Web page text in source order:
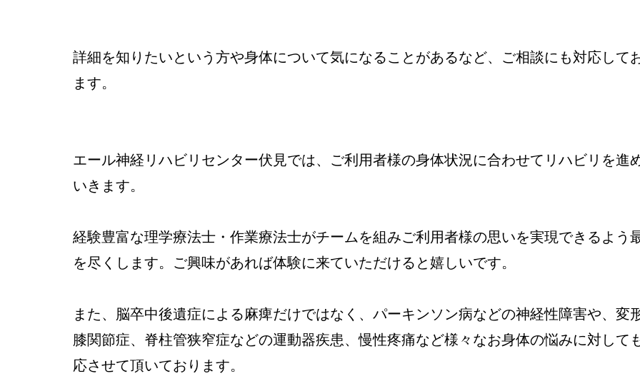
詳細を知りたいという方や身体について気になることがあるなど、ご相談にも対応して
ます。
エール神経リハビリセンター伏見では、ご利用者様の身体状況に合わせてリハビリを進
いきます。
経験豊富な理学療法士・作業療法士がチームを組みご利用者様の思いを実現できるよう
を尽くします。ご興味があれば体験に来ていただけると嬉しいです。
また、脳卒中後遺症による麻痺だけではなく、パーキンソン病などの神経性障害や、変
膝関節症、脊柱管狭窄症などの運動器疾患、慢性疼痛など様々なお身体の悩みに対して
応させて頂いております。